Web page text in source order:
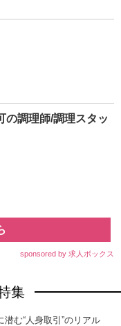
の調理師/調理スタッ
sponsored by 求人ボックス
集
む“人身取引”のリアル